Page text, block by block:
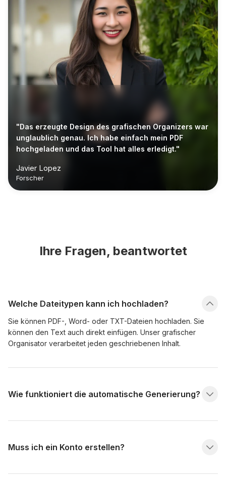
"Das erzeugte Design des grafischen Organizers war
unglaublich genau. Ich habe einfach mein PDF
hochgeladen und das Tool hat alles erledigt."
Javier Lopez
Forscher
Ihre Fragen, beantwortet
Welche Dateitypen kann ich hochladen?
Sie können PDF-, Word- oder TXT-Dateien hochladen. Sie
können den Text auch direkt einfügen. Unser grafischer
Organisator verarbeitet jeden geschriebenen Inhalt.
Wie funktioniert die automatische Generierung?
Muss ich ein Konto erstellen?